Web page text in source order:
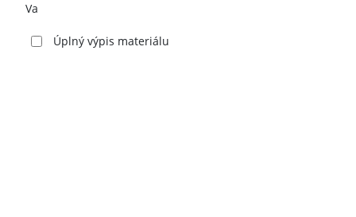
Va
Úplný výpis materiálu